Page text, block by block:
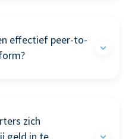
effectief peer-to-
zich
geld in te